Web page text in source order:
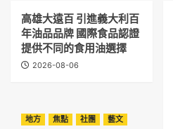
高雄大遠百 引進義大利百
年油品品牌 國際食品認證
提供不同的食用油選擇
2026-08-06
地方 焦點 社團
藝文